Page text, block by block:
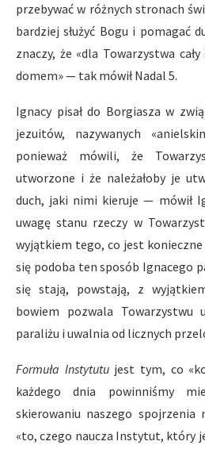
przebywać w różnych stronach
bardziej służyć Bogu i pomagać
znaczy, że «dla Towarzystwa
domem» — tak mówił Nadal 5.
Ignacy pisał do Borgiasza w
jezuitów, nazywanych
ponieważ mówili, że
utworzone i że należałoby je
duch, jaki nimi kieruje — mówił
uwagę stanu rzeczy w
wyjątkiem tego, co jest
się podoba ten sposób Ignacego
się stają, powstają, z
bowiem pozwala Towarzystwu
paraliżu i uwalnia od licznych
Formuła Instytutujest tym, co
każdego dnia powinniśmy
skierowaniu naszego spojrzenia
«to, czego naucza Instytut, który